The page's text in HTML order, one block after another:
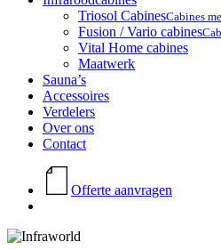
Triosol CabinesCabines
Fusion / Vario cabines
Vital Home cabines
Maatwerk
Sauna’s
Accessoires
Verdelers
Over ons
Contact
Offerte aanvragen